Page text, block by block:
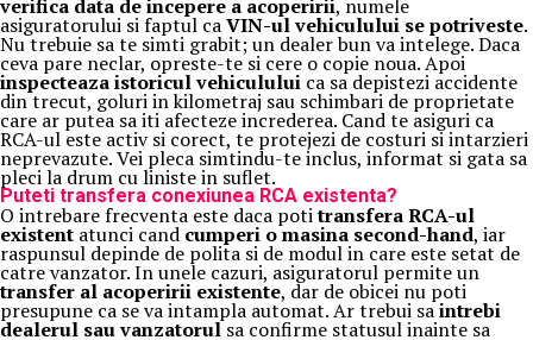
verifica data de incepere a acoperirii, numele
asiguratorului si faptul caVIN-ul vehiculului se potriveste.
Nu trebuie sa te simti grabit; un dealer bun va intelege. Daca
ceva pare neclar, opreste-te si cere o copie noua. Apoi
inspecteaza istoricul vehiculului ca sa depistezi accidente
din trecut, goluri in kilometraj sau schimbari de proprietate
care ar putea sa iti afecteze increderea. Cand te asiguri ca
RCA-ul este activ si corect, te protejezi de costuri si intarzieri
neprevazute. Vei pleca simtindu-te inclus, informat si gata sa
pleci la drum cu liniste in suflet.
Puteti transfera conexiunea RCA existenta?
O intrebare frecventa este daca potitransfera RCA-ul
existent atunci cand cumperi o masina second-hand, iar
raspunsul depinde de polita si de modul in care este setat de
catre vanzator. In unele cazuri, asiguratorul permite un
transfer al acoperirii existente, dar de obicei nu poti
presupune ca se va intampla automat. Ar trebui saintrebi
dealerul sau vanzatorulsa confirme statusul inainte sa